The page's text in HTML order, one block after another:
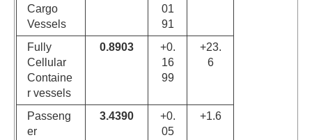
Cargo
Vessels
01
91
Fully
Cellular
Containe
r vessels
0.8903
+0.
16
99
+23.
6
Passeng
er
3.4390
+0.
05
+1.6